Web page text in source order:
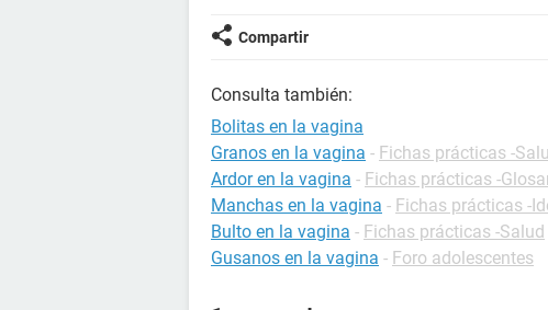
Compartir
Consulta también:
Bolitas en la vagina
Granos en la vagina - Fichas prácticas -
Ardor en la vagina - Fichas prácticas -
Manchas en la vagina - Fichas prácticas -
Bulto en la vagina - Fichas prácticas -Salud
Gusanos en la vagina - Foro adolescentes